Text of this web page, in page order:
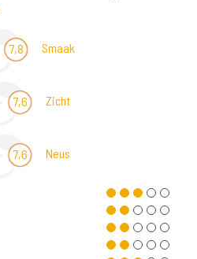
7,8 Smaak
7,6 Zicht
7,6 Neus